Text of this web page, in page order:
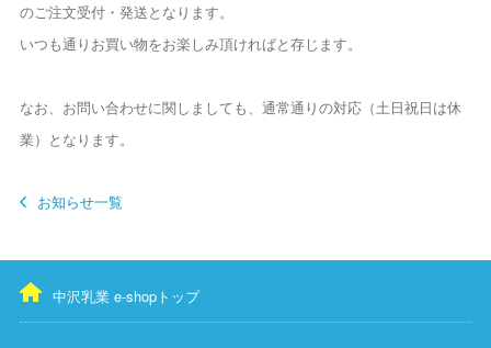
のご注文受付・発送となります。
いつも通りお買い物をお楽しみ頂ければと存じます。
なお、お問い合わせに関しましても、通常通りの対応（土日祝日は休
業）となります。
お知らせ一覧
中沢乳業 e-shopトップ